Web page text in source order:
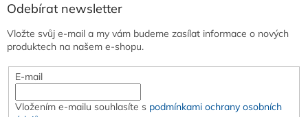
Odebírat newsletter
Vložte svůj e-mail a my vám budeme zasílat informace o nových
produktech na našem e-shopu.
E-mail
Vložením e-mailu souhlasíte s podmínkami ochrany osobních